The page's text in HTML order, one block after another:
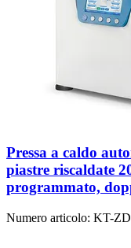
Pressa a caldo
piastre riscaldate
programmato,
Numero articolo: KT-